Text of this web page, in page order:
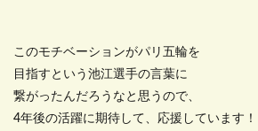
このモチベーションがパリ五輪を
目指すという池江選手の言葉に
繋がったんだろうなと思うので、
4年後の活躍に期待して、応援しています！